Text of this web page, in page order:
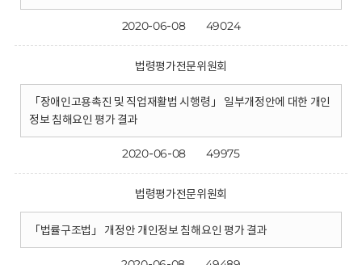
2020-06-08 49024
법령평가전문위원회
「장애인고용촉진 및 직업재활법 시행령」 일부개정안에 대한 개인
정보 침해요인 평가 결과
2020-06-08 49975
법령평가전문위원회
「법률구조법」 개정안 개인정보 침해요인 평가 결과